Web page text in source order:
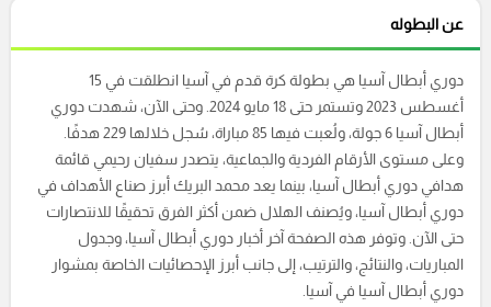
عن البطوله
دوري أبطال آسيا هي بطولة كرة قدم في آسيا انطلقت في 15
أغسطس 2023 وتستمر حتى 18 مايو 2024. وحتى الآن، شهدت دوري
أبطال آسيا 6 جولة، ولُعبت فيها 85 مباراة، سُجل خلالها 229 هدفًا.
وعلى مستوى الأرقام الفردية والجماعية، يتصدر سفيان رحيمي قائمة
هدافي دوري أبطال آسيا، بينما يعد محمد البريك أبرز صناع الأهداف في
دوري أبطال آسيا، ويُصنف الهلال ضمن أكثر الفرق تحقيقًا للانتصارات
حتى الآن. وتوفر هذه الصفحة آخر أخبار دوري أبطال آسيا، وجدول
المباريات، والنتائج، والترتيب، إلى جانب أبرز الإحصائيات الخاصة بمشوار
دوري أبطال آسيا في آسيا.